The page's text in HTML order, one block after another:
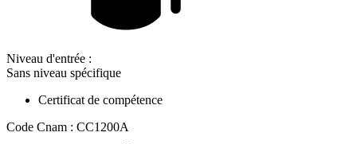
Niveau d'entrée :
Sans niveau spécifique
Certificat de compétence
Code Cnam : CC1200A